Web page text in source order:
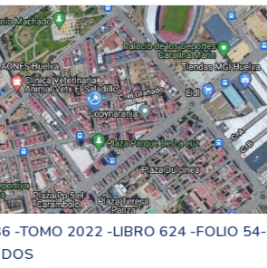
2022 -LIBRO 624 -FOLIO 54- R